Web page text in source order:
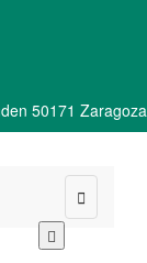
50171 Zaragoza
